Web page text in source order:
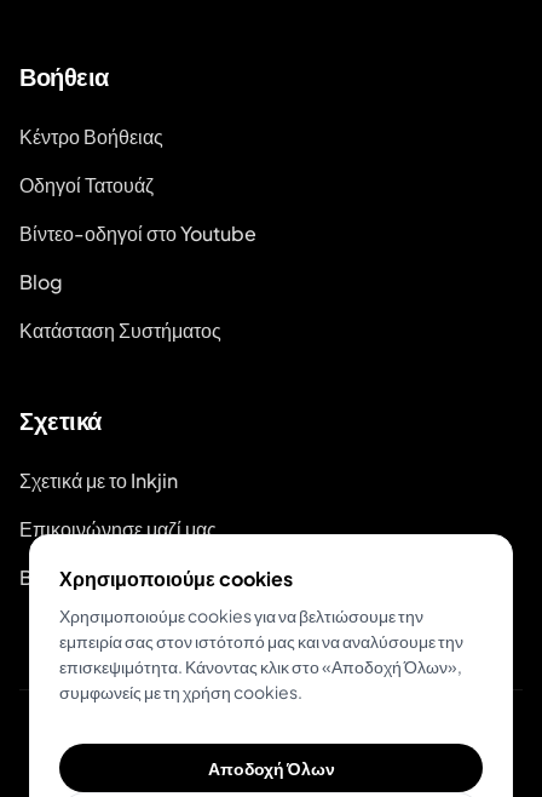
Βοήθεια
Κέντρο Βοήθειας
Οδηγοί Τατουάζ
Βίντεο-οδηγοί στο Youtube
Blog
Κατάσταση Συστήματος
Σχετικά
Σχετικά με το Inkjin
Επικοινώνησε μαζί μας
Branding Kit
© 2026 Inkjin
Πολιτική ΑπορρήτουΌροι Χρήσης
Χρησιμοποιούμε cookies
Χρησιμοποιούμε cookies για να βελτιώσουμε την
εμπειρία σας στον ιστότοπό μας και να αναλύσουμε την
επισκεψιμότητα. Κάνοντας κλικ στο «Αποδοχή Όλων»,
συμφωνείς με τη χρήση cookies.
Αποδοχή Όλων